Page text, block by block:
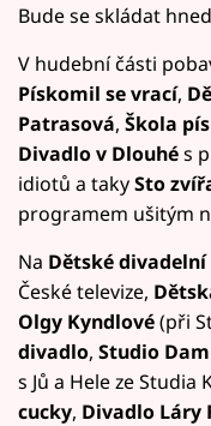
Bude se skládat
V hudební části
Pískomil se vrací,
Patrasová, Škola
Divadlo v Dlouhés
idiotů a takySto
programem ušitým
Na Dětské divadelní
České televize,
Olgy Kyndlové(při
divadlo, Studio
s Jů a Hele ze Studia
cucky, Divadlo Láry